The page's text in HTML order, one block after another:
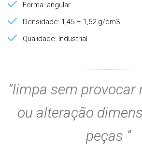
Forma: angular
Densidade: 1,45 – 1,52 g/cm3
Qualidade: Industrial
limpa sem provocar
ou alteração
peças